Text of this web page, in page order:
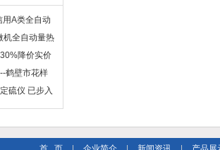
A类全自动
机全自动量热
降价实价
鹤壁市花样
司
硫仪 已步入